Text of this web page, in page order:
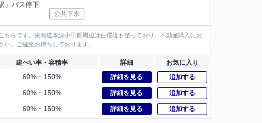
」バス停下
公共下水
ちらです。東海道本線小田原周辺は住環境も整っており、不動産購入にお
。ご連絡お待ちしております。
建ぺい率・容積率 詳細 お気に入り
60%・150% 詳細を見る 追加する
60%・150% 詳細を見る 追加する
60%・150% 詳細を見る 追加する